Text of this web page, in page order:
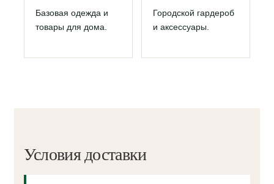
Базовая одежда и
товары для дома.
Городской гардероб
и аксессуары.
Условия доставки